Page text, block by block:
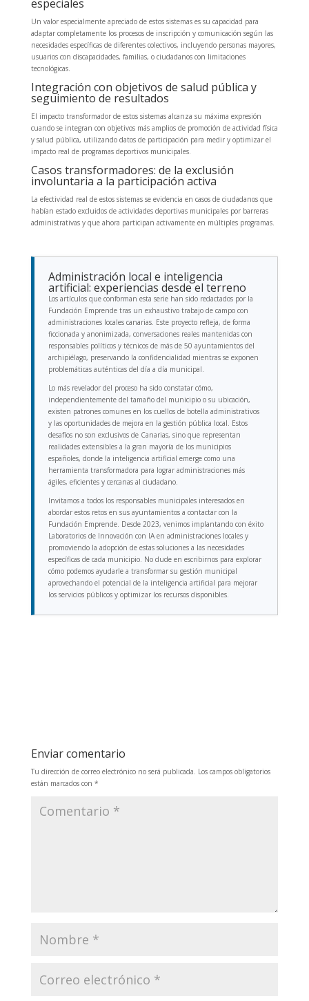
especiales
Un valor especialmente apreciado de estos sistemas es su capacidad para
adaptar completamente los procesos de inscripción y comunicación según las
necesidades específicas de diferentes colectivos, incluyendo personas mayores,
usuarios con discapacidades, familias, o ciudadanos con limitaciones
tecnológicas.
Integración con objetivos de salud pública y
seguimiento de resultados
El impacto transformador de estos sistemas alcanza su máxima expresión
cuando se integran con objetivos más amplios de promoción de actividad física
y salud pública, utilizando datos de participación para medir y optimizar el
impacto real de programas deportivos municipales.
Casos transformadores: de la exclusión
involuntaria a la participación activa
La efectividad real de estos sistemas se evidencia en casos de ciudadanos que
habían estado excluidos de actividades deportivas municipales por barreras
administrativas y que ahora participan activamente en múltiples programas.
Administración local e inteligencia
artificial: experiencias desde el terreno
Los artículos que conforman esta serie han sido redactados por la
Fundación Emprende tras un exhaustivo trabajo de campo con
administraciones locales canarias. Este proyecto refleja, de forma
ficcionada y anonimizada, conversaciones reales mantenidas con
responsables políticos y técnicos de más de 50 ayuntamientos del
archipiélago, preservando la confidencialidad mientras se exponen
problemáticas auténticas del día a día municipal.
Lo más revelador del proceso ha sido constatar cómo,
independientemente del tamaño del municipio o su ubicación,
existen patrones comunes en los cuellos de botella administrativos
y las oportunidades de mejora en la gestión pública local. Estos
desafíos no son exclusivos de Canarias, sino que representan
realidades extensibles a la gran mayoría de los municipios
españoles, donde la inteligencia artificial emerge como una
herramienta transformadora para lograr administraciones más
ágiles, eficientes y cercanas al ciudadano.
Invitamos a todos los responsables municipales interesados en
abordar estos retos en sus ayuntamientos a contactar con la
Fundación Emprende. Desde 2023, venimos implantando con éxito
Laboratorios de Innovación con IA en administraciones locales y
promoviendo la adopción de estas soluciones a las necesidades
específicas de cada municipio. No dude en escribirnos para explorar
cómo podemos ayudarle a transformar su gestión municipal
aprovechando el potencial de la inteligencia artificial para mejorar
los servicios públicos y optimizar los recursos disponibles.
Enviar comentario
Tu dirección de correo electrónico no será publicada. Los campos obligatorios
están marcados con *